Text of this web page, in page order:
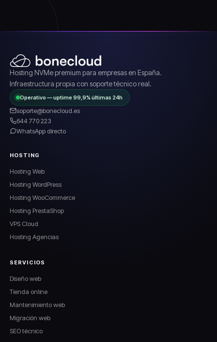
Hosting NVMe premium para empresas en España.
Infraestructura propia con soporte técnico real.
Operativo — uptime 99,9% últimas 24h
soporte@bonecloud.es
644 770 223
WhatsApp directo
HOSTING
Hosting Web
Hosting WordPress
Hosting WooCommerce
Hosting PrestaShop
VPS Cloud
Hosting Agencias
SERVICIOS
Diseño web
Tienda online
Mantenimiento web
Migración web
SEO técnico